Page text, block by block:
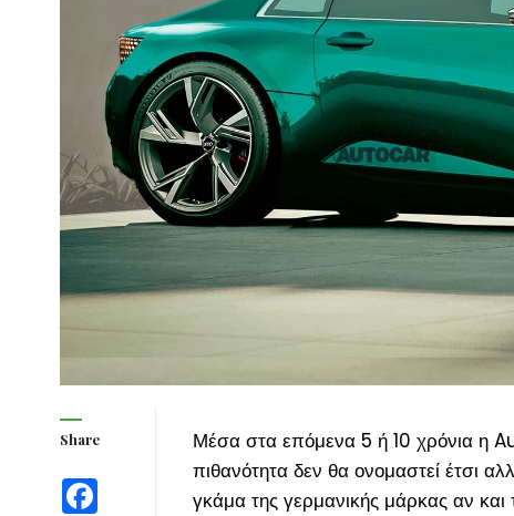
Share
Facebook
Μέσα στα επόμενα 5 ή 10 χρόνια η
πιθανότητα δεν θα ονομαστεί έτσι
γκάμα της γερμανικής μάρκας αν και